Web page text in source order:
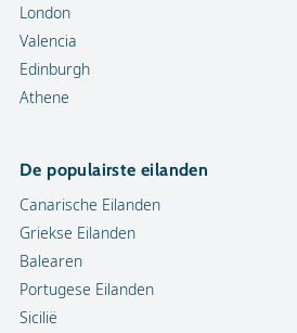
London
Valencia
Edinburgh
Athene
De populairste eilanden
Canarische Eilanden
Griekse Eilanden
Balearen
Portugese Eilanden
Sicilië